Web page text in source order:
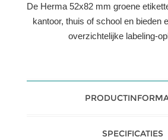
De Herma 52x82 mm groene
kantoor, thuis of school en bieden
overzichtelijke labeling-
SPECIFICATIES